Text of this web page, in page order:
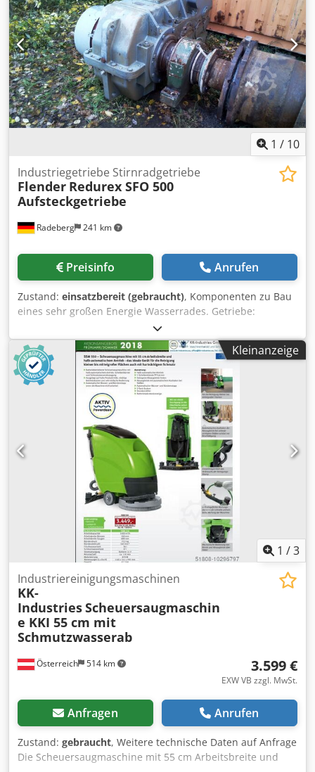
Pumpenbetrieb: erforderliche Wellenleistung: 177 kW
erforderlicher Elektromotor: 200 kW NPSH Wert: 6,9
Wirkungsgrad: 85,28% Crsdpod Nqi Rofx Akvsf maximale
Betriebstemperatur: 140°C Drehzahlsensor: Ja !! Preis pro
Stück !!
1 / 10
Radeberg 241 km
Industriegetriebe Stirnradgetriebe
Flender Redurex SFO 500
Aufsteckgetriebe
Preisinfo Anrufen
Zustand: einsatzbereit (gebraucht), Komponenten zu Bau
eines sehr großen Energie Wasserrades. Getriebe:
Aufsteckgetriebe Flender SFO 500 Anzahl der
Getriebestufen: 4 Übersetzungsverhältnis: 185,63 : 1
Übertragbares Drehmoment: 131.300 Nm Drehzahl n1
max.: 1485 U/min Drehzahl n2: 8 U/min
Wellendurchmesser D1: 80 mm Wellendurchmesser D2:
220 mm 3500 kg ohne Elektromotor Abmessungen: Länge:
2000mm Breite: 800 mm Höhe: 1000 mm Zur Welle / Rohr
Wellendurchmesser: 560 mm Wandstärke Rohr: 35 mm
Credoh Rrtnopfx Akvsf Lagerabstand: 10000 mm Welle ist
beliebig kürzbar durch die geschraubte Naben.
Anschweißungen sind problemlos möglich auf dem Rohr
da es eine Wandstärke von 35 mm besitzt.
Kleinanzeige
1 /3
Österreich 514 km
Industriereinigungsmaschinen
KK-
IndustriesScheuersaugmaschin
e KKI 55 cm mit
Schmutzwasserab
3.599 €
EXW VB zzgl. MwSt.
Anfragen Anrufen
Zustand: gebraucht, Weitere technische Daten auf Anfrage
Die Scheuersaugmaschine mit 55 cm Arbeitsbreite und